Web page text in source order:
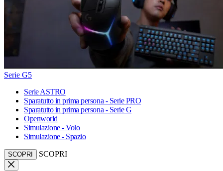
Serie G5
Serie ASTRO
Sparatutto in prima persona - Serie PRO
Sparatutto in prima persona - Serie G
Openworld
Simulazione - Volo
Simulazione - Spazio
SCOPRI SCOPRI